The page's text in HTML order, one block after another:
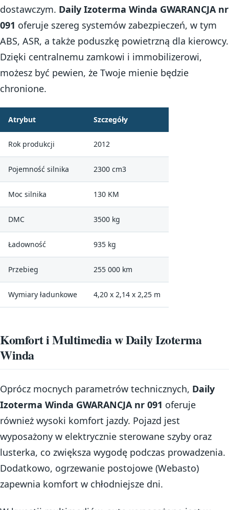
dostawczym. Daily Izoterma Winda GWARANCJA nr
091 oferuje szereg systemów zabezpieczeń, w tym
ABS, ASR, a także poduszkę powietrzną dla kierowcy.
Dzięki centralnemu zamkowi i immobilizerowi,
możesz być pewien, że Twoje mienie będzie
chronione.
Atrybut Szczegóły
Rok produkcji 2012
Pojemność silnika 2300 cm3
Moc silnika 130 KM
DMC 3500 kg
Ładowność 935 kg
Przebieg 255 000 km
Wymiary ładunkowe 4,20 x 2,14 x 2,25 m
Komfort i Multimedia w Daily Izoterma
Winda
Oprócz mocnych parametrów technicznych, Daily
Izoterma Winda GWARANCJA nr 091 oferuje
również wysoki komfort jazdy. Pojazd jest
wyposażony w elektrycznie sterowane szyby oraz
lusterka, co zwiększa wygodę podczas prowadzenia.
Dodatkowo, ogrzewanie postojowe (Webasto)
zapewnia komfort w chłodniejsze dni.